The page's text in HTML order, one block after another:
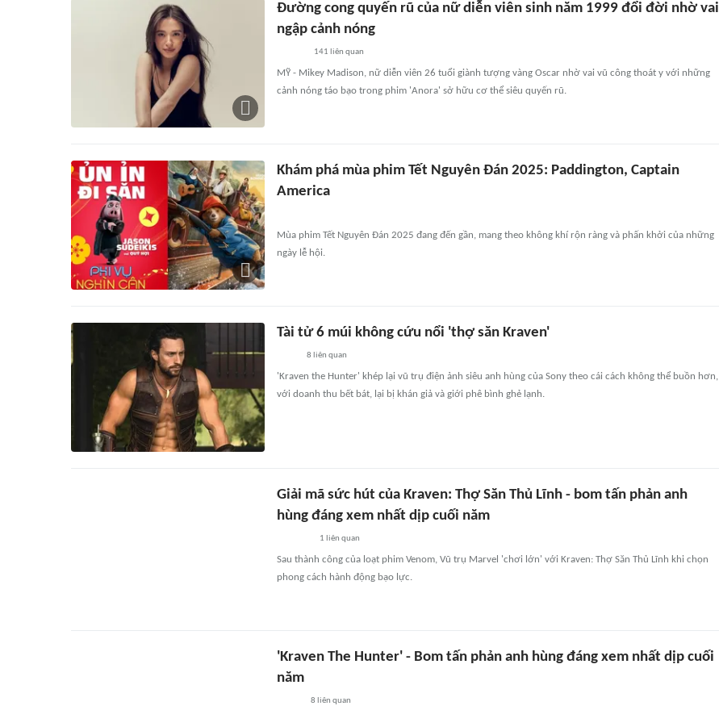
Đường cong quyến rũ của nữ diễn viên sinh năm 1999 đổi đời nhờ vai
ngập cảnh nóng
141 liên quan
MỸ - Mikey Madison, nữ diễn viên 26 tuổi giành tượng vàng Oscar nhờ vai vũ công thoát y với những
cảnh nóng táo bạo trong phim 'Anora' sở hữu cơ thể siêu quyến rũ.
Khám phá mùa phim Tết Nguyên Đán 2025: Paddington, Captain
America
Mùa phim Tết Nguyên Đán 2025 đang đến gần, mang theo không khí rộn ràng và phấn khởi của những
ngày lễ hội.
Tài tử 6 múi không cứu nổi 'thợ săn Kraven'
8 liên quan
'Kraven the Hunter' khép lại vũ trụ điện ảnh siêu anh hùng của Sony theo cái cách không thể buồn hơn,
với doanh thu bết bát, lại bị khán giả và giới phê bình ghẻ lạnh.
Giải mã sức hút của Kraven: Thợ Săn Thủ Lĩnh - bom tấn phản anh
hùng đáng xem nhất dịp cuối năm
1 liên quan
Sau thành công của loạt phim Venom, Vũ trụ Marvel 'chơi lớn' với Kraven: Thợ Săn Thủ Lĩnh khi chọn
phong cách hành động bạo lực.
'Kraven The Hunter' - Bom tấn phản anh hùng đáng xem nhất dịp cuối
năm
8 liên quan